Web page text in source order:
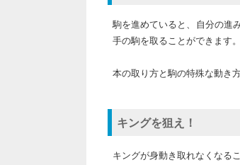
駒を進めていると、自分の進
手の駒を取ることができます。
本の取り方と駒の特殊な動き
キングを狙え！
キングが身動き取れなくなる